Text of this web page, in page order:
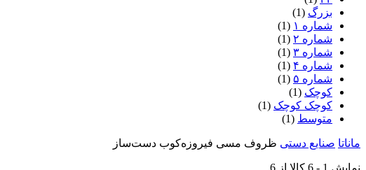
بزرگ (1)
شماره ۱
(1)
شماره ۲
(1)
شماره ۳
(1)
شماره ۴
(1)
شماره ۵
(1)
کوچک (1)
کوچک کوچک (1)
متوسط (1)
ماناتا صنایع دستی ظروف مسی فیروزه‌کوب دست‌ساز
نمایش 1
-
6 کالا از 6